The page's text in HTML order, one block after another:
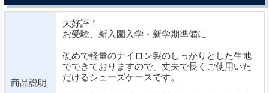
商品説明
大好評！
お受験、新入園入学・新学期準備に
硬めで軽量のナイロン製のしっかりとした生地
でできておりますので、丈夫で長くご使用いた
だけるシューズケースです。